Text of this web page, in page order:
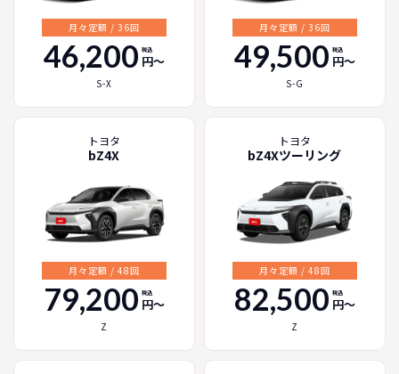
月々定額 / 36回
46,200 税込
円〜
S-X
月々定額 / 36回
49,500 税込
円〜
S-G
トヨタ
bZ4X
月々定額 / 48回
79,200 税込
円〜
Z
トヨタ
bZ4Xツーリング
月々定額 / 48回
82,500 税込
円〜
Z